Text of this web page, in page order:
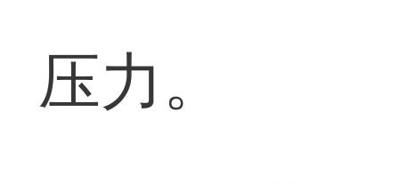
压力。